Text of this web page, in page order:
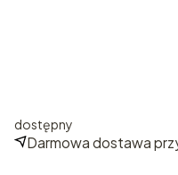
dostępny
Darmowa dostawa